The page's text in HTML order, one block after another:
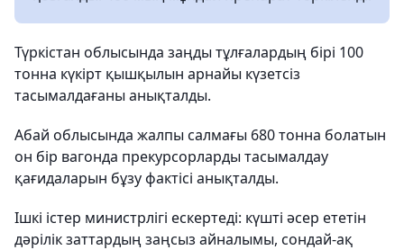
Түркістан облысында заңды тұлғалардың бірі 100
тонна күкірт қышқылын арнайы күзетсіз
тасымалдағаны анықталды.
Абай облысында жалпы салмағы 680 тонна болатын
он бір вагонда прекурсорларды тасымалдау
қағидаларын бұзу фактісі анықталды.
Ішкі істер министрлігі ескертеді: күшті әсер ететін
дәрілік заттардың заңсыз айналымы, сондай-ақ